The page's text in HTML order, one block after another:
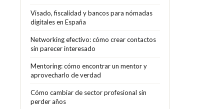
Visado, fiscalidad y bancos para nómadas
digitales en España
Networking efectivo: cómo crear contactos
sin parecer interesado
Mentoring: cómo encontrar un mentor y
aprovecharlo de verdad
Cómo cambiar de sector profesional sin
perder años